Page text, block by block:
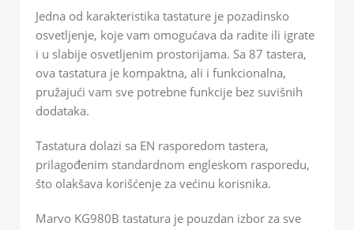
Jedna od karakteristika tastature je pozadinsko
osvetljenje, koje vam omogućava da radite ili igrate
i u slabije osvetljenim prostorijama. Sa 87 tastera,
ova tastatura je kompaktna, ali i funkcionalna,
pružajući vam sve potrebne funkcije bez suvišnih
dodataka.
Tastatura dolazi sa EN rasporedom tastera,
prilagođenim standardnom engleskom rasporedu,
što olakšava korišćenje za većinu korisnika.
Marvo KG980B tastatura je pouzdan izbor za sve